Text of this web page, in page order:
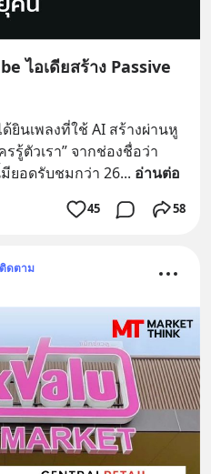
ไอเดียสร้าง Passive
ยินเพลงที่ใช้ AI สร้างผ่านหู
รู้ตัวเรา” จากช่องชื่อว่า
ยอดรับชมกว่า 26... อ่านต่อ
45 58
ติดตาม